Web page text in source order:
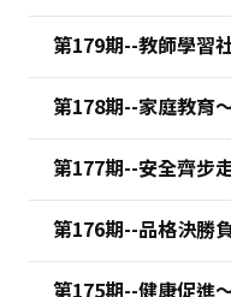
第179期--教師學習
第178期--家庭教育
第177期--安全齊步
第176期--品格決勝
第175期--健康促進